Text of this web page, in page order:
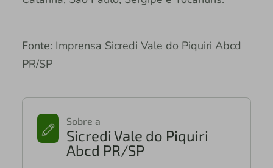
Fonte: Imprensa Sicredi Vale do Piquiri Abcd
PR/SP
Sobre a
Sicredi Vale do Piquiri
Abcd PR/SP